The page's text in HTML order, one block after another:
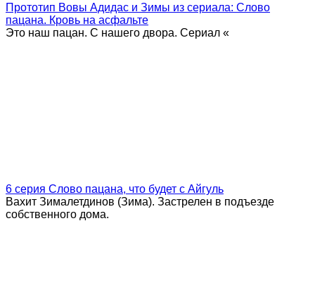
Прототип Вовы Адидас и Зимы из сериала: Слово
пацана. Кровь на асфальте
Это наш пацан. С нашего двора. Сериал «
6 серия Слово пацана, что будет с Айгуль
Вахит Зималетдинов (Зима). Застрелен в подъезде
собственного дома.